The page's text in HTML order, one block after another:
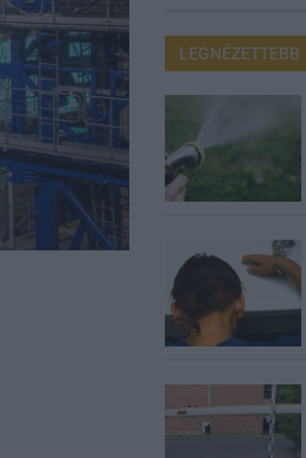
LEGNÉZETTEBB